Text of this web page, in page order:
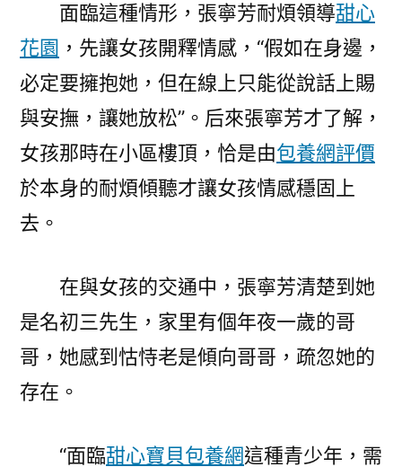
面臨這種情形，張寧芳耐煩領導甜心
花園 ，先讓女孩開釋情感，“假如在身邊，
必定要擁抱她，但在線上只能從說話上賜
與安撫，讓她放松”。后來張寧芳才了解，
女孩那時在小區樓頂，恰是由包養網評價
於本身的耐煩傾聽才讓女孩情感穩固上
去。
在與女孩的交通中，張寧芳清楚到她
是名初三先生，家里有個年夜一歲的哥
哥，她感到怙恃老是傾向哥哥，疏忽她的
存在。
“面臨甜心寶貝包養網這種青少年，需